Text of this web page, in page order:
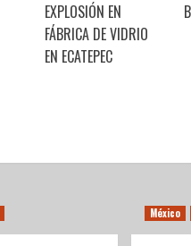
EXPLOSIÓN EN
FÁBRICA DE VIDRIO
EN ECATEPEC
México